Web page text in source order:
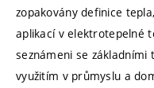
zopakovány definice
aplikací v elektrotepelné
seznámeni se
využitím v průmyslu a